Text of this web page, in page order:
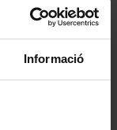
Informació